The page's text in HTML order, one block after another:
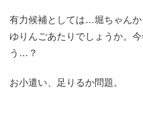
有力候補としては…堀ちゃんか
ゆりんごあたりでしょうか。
う…？
お小遣い、足りるか問題。